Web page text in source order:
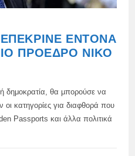
ΈΝΤΟΝΑ
ΠΡΌΕΔΡΟ ΝΊΚΟ
δημοκρατία, θα μπορούσε να
κατηγορίες για διαφθορά που
Passports και άλλα πολιτικά